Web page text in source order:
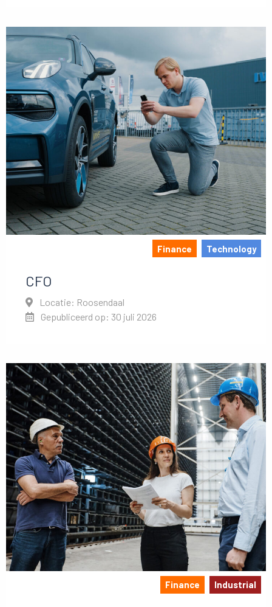
Finance Technology
CFO
Locatie: Roosendaal
Gepubliceerd op: 30 juli 2026
Finance Industrial